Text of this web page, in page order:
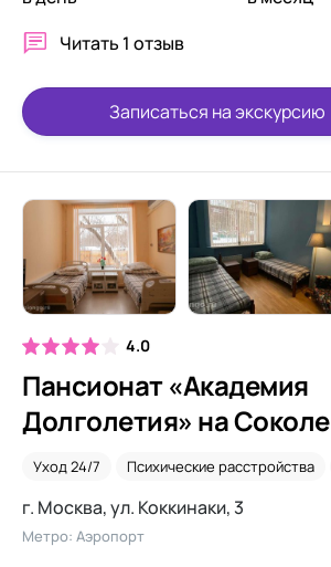
Читать 1 отзыв
Записаться на экскурсию
4.0
Пансионат «Академия
Долголетия» на Соколе
Уход 24/7 Психические расстройства
г. Москва, ул. Коккинаки, 3
Метро: Аэропорт